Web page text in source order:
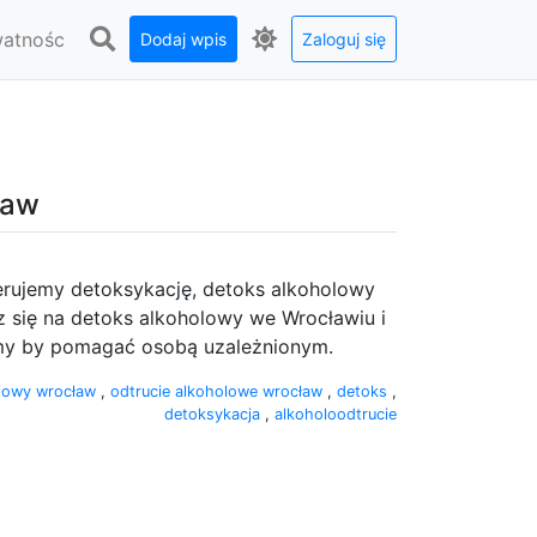
Dodaj wpis Zaloguj się
detoksykację, detoks alkoholowy
na detoks alkoholowy we Wrocławiu i
by pomagać osobą uzależnionym.
wrocław , odtrucie alkoholowe wrocław , detoks ,
detoksykacja , alkoholoodtrucie